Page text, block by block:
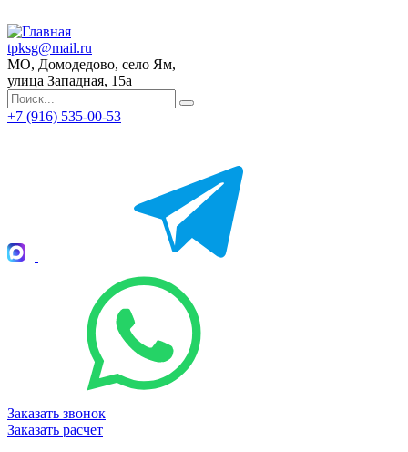
tpksg@mail.ru
МО, Домодедово, село Ям,
улица Западная, 15а
+7 (916) 535-00-53
Заказать звонок
Заказать расчет